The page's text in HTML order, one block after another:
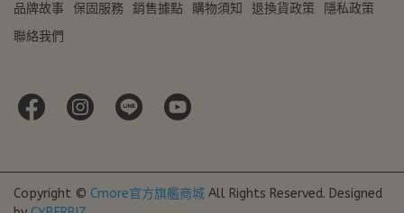
品牌故事 保固服務 銷售據點 購物須知 退換貨政策
隱私政策
聯絡我們
Copyright © Cmore官方旗艦商城 All Rights Reserved. Designed